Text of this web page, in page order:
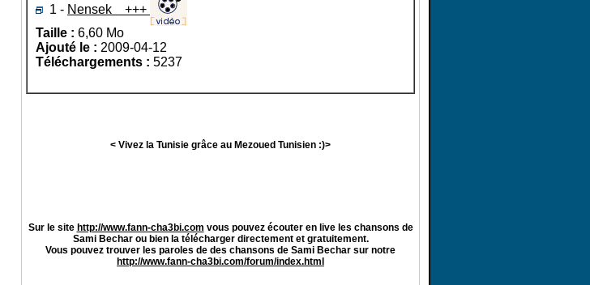
1 - Nensek +++
Taille : 6,60 Mo
Ajouté le : 2009-04-12
Téléchargements : 5237
< Vivez la Tunisie grâce au Mezoued Tunisien :)>
Sur le site http://www.fann-cha3bi.com vous pouvez écouter en live les chansons de
Sami Becharou bien la télécharger directement et gratuitement.
Vous pouvez trouver les paroles de des chansons de Sami Bechar sur notre
http://www.fann-cha3bi.com/forum/index.html